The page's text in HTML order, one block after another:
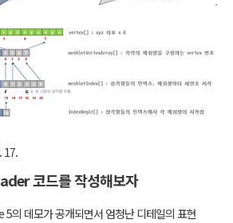
한 경우도 있다. 때문에, 집계구 경계에 인구
에서 인구에 연동되도록 색상을 설정하게 되
기 어렵다. 여기서는 집계구에 할당된 인구를
17.
Nvidia Mesh Shader 코드를 작성해보자
의 데모가 공개되면서 엄청난 디테일의 표현